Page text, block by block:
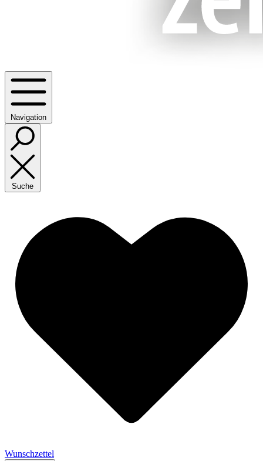
Navigation
Suche
Wunschzettel